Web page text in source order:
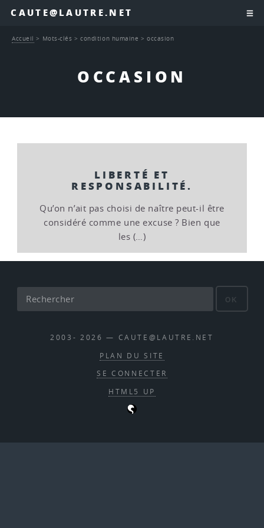
CAUTE@LAUTRE.NET
OCCASION
Accueil > Mots-clés >condition humaine >occasion
LIBERTÉ ET
RESPONSABILITÉ.
Qu’on n’ait pas choisi de naître peut-il être
considéré comme une excuse ? Bien que
les (…)
OK
2003- 2026 — CAUTE@LAUTRE.NET
PLAN DU SITE
SE CONNECTER
HTML5 UP